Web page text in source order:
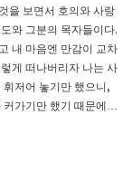
을 보면서 호의와 사랑
와 그분의 목자들이다.
내 마음엔 만감이 교차
게 떠나버리자 나는 사
저어 놓기만 했으니 ,
가기만 했기 때문에 …